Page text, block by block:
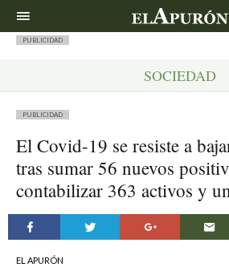
PUBLICIDAD
SOCIEDAD
PUBLICIDAD
El Covid-19 se resiste a
tras sumar 56 nuevos
contabilizar 363 activos y
EL APURÓN